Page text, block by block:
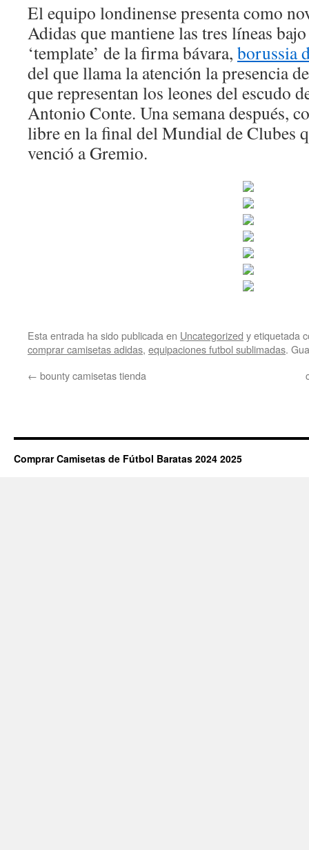
El equipo londinense presenta como
Adidas que mantiene las tres líneas
‘template’ de la firma bávara, borussia
del que llama la atención la presencia
que representan los leones del escudo
Antonio Conte. Una semana después,
libre en la final del Mundial de Clubes
venció a Gremio.
Esta entrada ha sido publicada en Uncategorized y etiquetada
comprar camisetas adidas, equipaciones futbol sublimadas.
← bounty camisetas tienda
Comprar Camisetas de Fútbol Baratas 2024 2025